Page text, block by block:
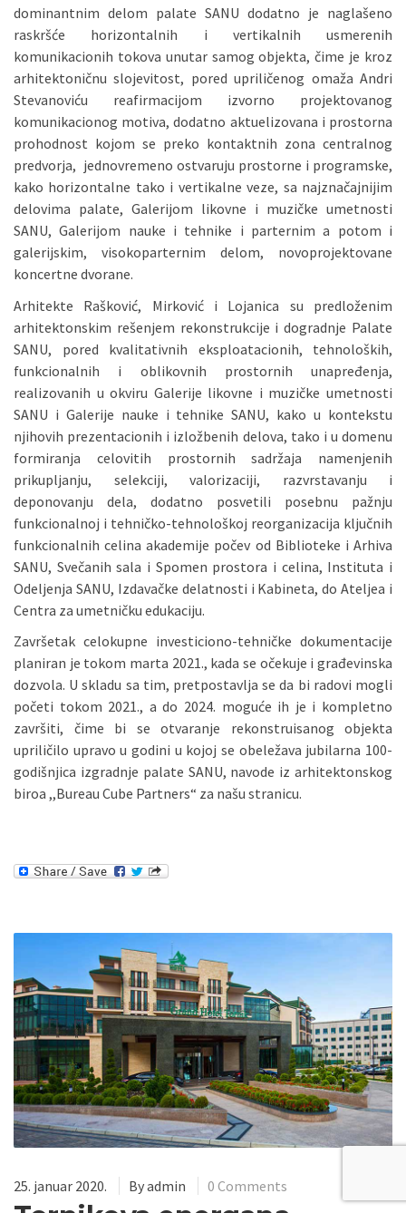
dominantnim delom palate SANU dodatno je naglašeno
raskršće horizontalnih i vertikalnih usmerenih
komunikacionih tokova unutar samog objekta, čime je kroz
arhitektoničnu slojevitost, pored upriličenog omaža Andri
Stevanoviću reafirmacijom izvorno projektovanog
komunikacionog motiva, dodatno aktuelizovana i prostorna
prohodnost kojom se preko kontaktnih zona centralnog
predvorja, jednovremeno ostvaruju prostorne i programske,
kako horizontalne tako i vertikalne veze, sa najznačajnijim
delovima palate, Galerijom likovne i muzičke umetnosti
SANU, Galerijom nauke i tehnike i parternim a potom i
galerijskim, visokoparternim delom, novoprojektovane
koncertne dvorane.
Arhitekte Rašković, Mirković i Lojanica su predloženim
arhitektonskim rešenjem rekonstrukcije i dogradnje Palate
SANU, pored kvalitativnih eksploatacionih, tehnoloških,
funkcionalnih i oblikovnih prostornih unapređenja,
realizovanih u okviru Galerije likovne i muzičke umetnosti
SANU i Galerije nauke i tehnike SANU, kako u kontekstu
njihovih prezentacionih i izložbenih delova, tako i u domenu
formiranja celovitih prostornih sadržaja namenjenih
prikupljanju, selekciji, valorizaciji, razvrstavanju i
deponovanju dela, dodatno posvetili posebnu pažnju
funkcionalnoj i tehničko-tehnološkoj reorganizacija ključnih
funkcionalnih celina akademije počev od Biblioteke i Arhiva
SANU, Svečanih sala i Spomen prostora i celina, Instituta i
Odeljenja SANU, Izdavačke delatnosti i Kabineta, do Ateljea i
Centra za umetničku edukaciju.
Završetak celokupne investiciono-tehničke dokumentacije
planiran je tokom marta 2021., kada se očekuje i građevinska
dozvola. U skladu sa tim, pretpostavlja se da bi radovi mogli
početi tokom 2021., a do 2024. moguće ih je i kompletno
završiti, čime bi se otvaranje rekonstruisanog objekta
upriličilo upravo u godini u kojoj se obeležava jubilarna 100-
godišnjica izgradnje palate SANU, navode iz arhitektonskog
biroa ,,Bureau Cube Partners“ za našu stranicu.
25. januar 2020. Byadmin 0 Comments